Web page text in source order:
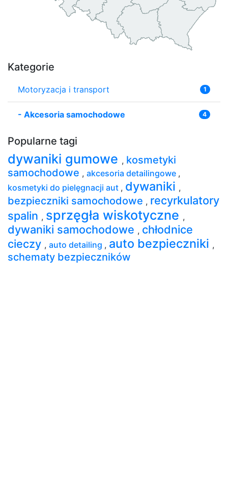
Kategorie
Motoryzacja i transport 1
- Akcesoria samochodowe 4
Popularne tagi
dywaniki gumowe , kosmetyki
samochodowe , akcesoria detailingowe ,
kosmetyki do pielęgnacji aut , dywaniki ,
bezpieczniki samochodowe , recyrkulatory
spalin , sprzęgła wiskotyczne ,
dywaniki samochodowe , chłodnice
cieczy , auto detailing , auto bezpieczniki ,
schematy bezpieczników